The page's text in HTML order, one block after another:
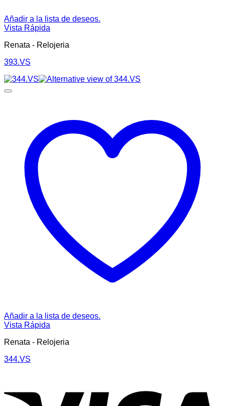
Añadir a la lista de deseos.
Vista Rápida
Renata - Relojeria
393.VS
Añadir a la lista de deseos.
Vista Rápida
Renata - Relojeria
344.VS